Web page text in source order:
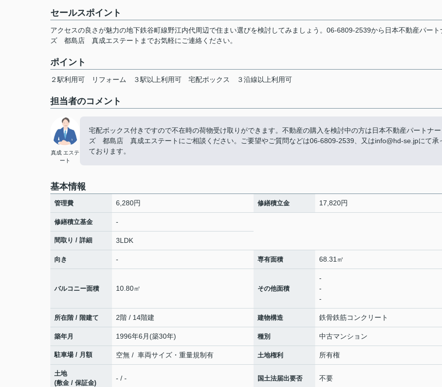
セールスポイント
アクセスの良さが魅力の地下鉄谷町線野江内代周辺で住まい選びを検討してみましょう。06-6809-2539から日本不動産パート
ズ 都島店 真成エステートまでお気軽にご連絡ください。
ポイント
２駅利用可 リフォーム ３駅以上利用可 宅配ボックス ３沿線以上利用可
担当者のコメント
真成 エステ
ート
宅配ボックス付きですので不在時の荷物受け取りができます。不動産の購入を検討中の方は日本不動産パートナー
ズ 都島店 真成エステートにご相談ください。ご要望やご質問などは06-6809-2539、又はinfo@hd-se.jpにて承
ております。
基本情報
管理費 6,280円 修繕積立金 17,820円
修繕積立基金 -
間取り / 詳細 3LDK
向き - 専有面積 68.31㎡
バルコニー面積 10.80㎡ その他面積
-
-
-
所在階 / 階建て 2階 / 14階建 建物構造 鉄骨鉄筋コンクリート
築年月 1996年6月(築30年) 種別 中古マンション
駐車場 / 月額 空無 / 車両サイズ・重量規制有 土地権利 所有権
土地
(敷金 / 保証金)
- / - 国土法届出要否 不要